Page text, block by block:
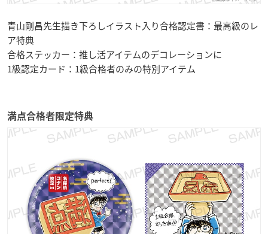
青山剛昌先生描き下ろしイラスト入り合格認定書：最高級のレ
ア特典
合格ステッカー：推し活アイテムのデコレーションに
1級認定カード：1級合格者のみの特別アイテム
満点合格者限定特典